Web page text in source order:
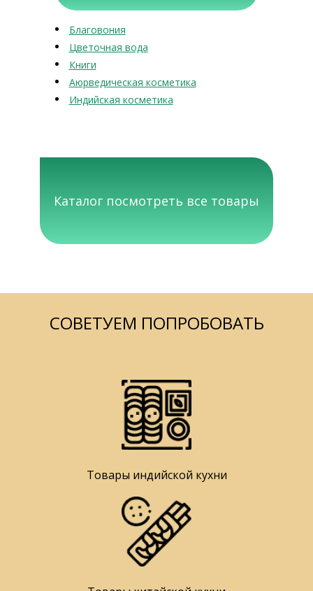
Благовония
Цветочная вода
Книги
Аюрведическая косметика
Индийская косметика
Каталог посмотреть все товары
СОВЕТУЕМ ПОПРОБОВАТЬ
Товары индийской кухни